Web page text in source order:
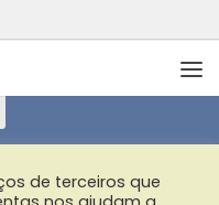
0001-23
de terceiros que